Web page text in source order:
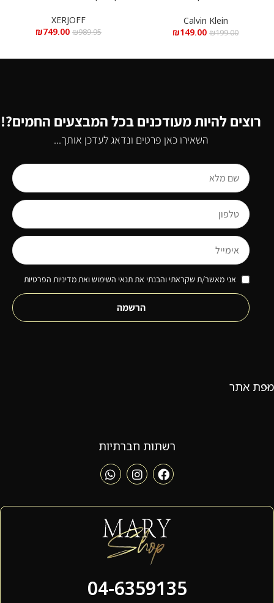
מ”ל
Calvin Klein
₪199.00
₪149.00
XERJOFF
₪989.95
₪749.00
רוצים להיות מעודכנים בכל המבצעים החמים?!
השאירו כאן פרטים ונדאג לעדכן אותך...
אני מאשר/ת שקראתי והבנתי את תנאי השימוש ואת מדיניות הפרטיות
הרשמה
מפת אתר
רשתות חברתיות
04-6359135